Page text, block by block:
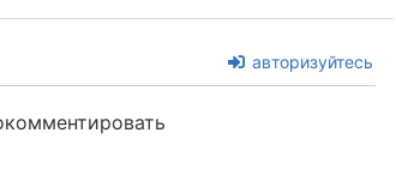
авторизуйтесь